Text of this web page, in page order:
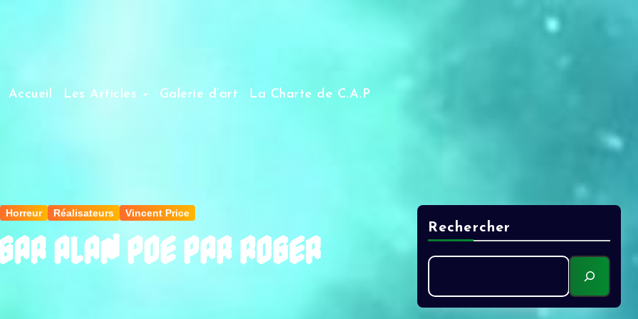
Accueil Les Articles Galerie d’art La Charte de C.A.P
Horreur Réalisateurs Vincent Price
ALAN POE PAR ROGER Rechercher